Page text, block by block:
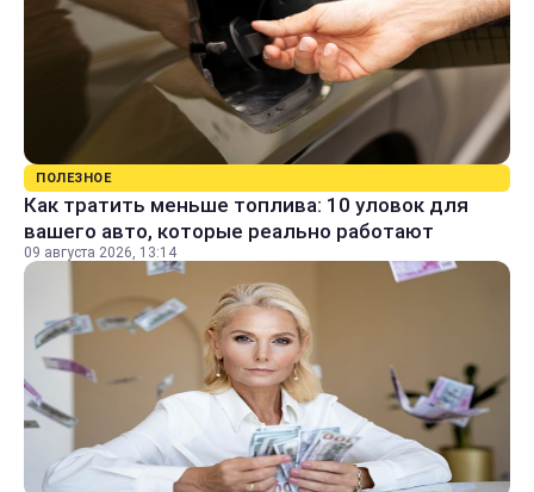
ПОЛЕЗНОЕ
Как тратить меньше топлива: 10 уловок для
вашего авто, которые реально работают
09 августа 2026, 13:14